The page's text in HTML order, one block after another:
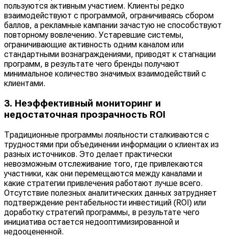
пользуются активным участием. Клиенты редко
взаимодействуют с программой, ограничиваясь сбором
баллов, а рекламные кампании зачастую не способствуют
повторному вовлечению. Устаревшие системы,
ограничивающие активность одним каналом или
стандартными вознаграждениями, приводят к стагнации
программ, в результате чего бренды получают
минимальное количество значимых взаимодействий с
клиентами.
3. Неэффективный мониторинг и
недостаточная прозрачность ROI
Традиционные программы лояльности сталкиваются с
трудностями при объединении информации о клиентах из
разных источников. Это делает практически
невозможным отслеживание того, где привлекаются
участники, как они перемещаются между каналами и
какие стратегии привлечения работают лучше всего.
Отсутствие полезных аналитических данных затрудняет
подтверждение рентабельности инвестиций (ROI) или
доработку стратегий программы, в результате чего
инициатива остается недооптимизированной и
недооцененной.